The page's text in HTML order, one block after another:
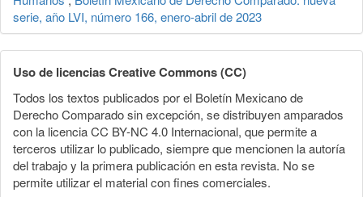
serie, año LVI, número 166, enero-abril de 2023
Uso de licencias Creative Commons (CC)
Todos los textos publicados por el Boletín Mexicano de
Derecho Comparado sin excepción, se distribuyen amparados
con la licencia CC BY-NC 4.0 Internacional, que permite a
terceros utilizar lo publicado, siempre que mencionen la autoría
del trabajo y la primera publicación en esta revista. No se
permite utilizar el material con fines comerciales.